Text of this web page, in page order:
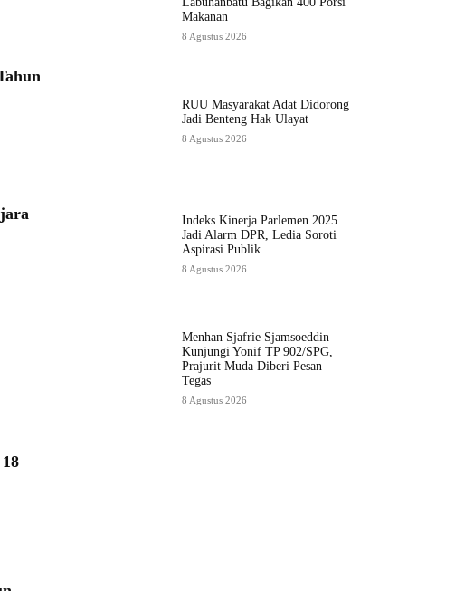
Makanan
8 Agustus 2026
RUU Masyarakat Adat Didorong
Jadi Benteng Hak Ulayat
8 Agustus 2026
Indeks Kinerja Parlemen 2025
Jadi Alarm DPR, Ledia Soroti
Aspirasi Publik
8 Agustus 2026
Menhan Sjafrie Sjamsoeddin
Kunjungi Yonif TP 902/SPG,
Prajurit Muda Diberi Pesan
Tegas
8 Agustus 2026